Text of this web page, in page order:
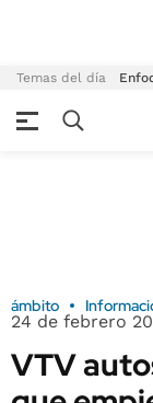
Temas del día
ámbito
24 de febrero
VTV